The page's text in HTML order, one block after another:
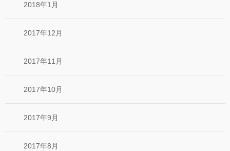
2018年1月
2017年12月
2017年11月
2017年10月
2017年9月
2017年8月